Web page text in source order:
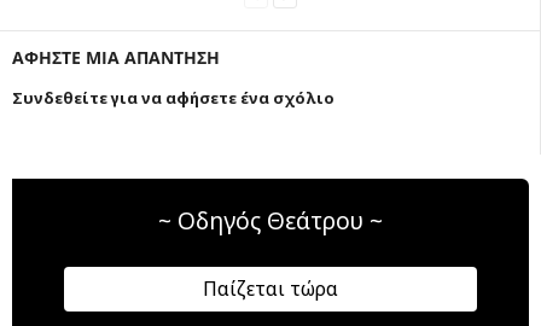
ΑΦΗΣΤΕ ΜΙΑ ΑΠΑΝΤΗΣΗ
Συνδεθείτε για να αφήσετε ένα σχόλιο
~ Οδηγός Θεάτρου ~
Παίζεται τώρα